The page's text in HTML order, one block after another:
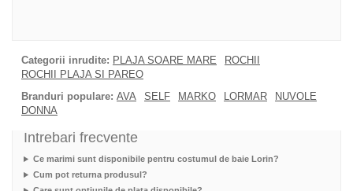
Categorii inrudite: PLAJA SOARE MARE
ROCHII
ROCHII PLAJA SI PAREO
Branduri populare: AVA SELF MARKO LORMAR
NUVOLE
DONNA
Intrebari frecvente
Ce marimi sunt disponibile pentru costumul de baie Lorin?
Cum pot returna produsul?